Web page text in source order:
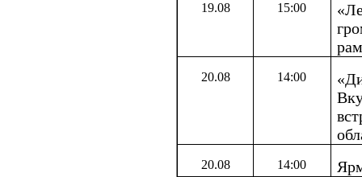
19.08 15:00
20.08 14:00
20.08 14:00